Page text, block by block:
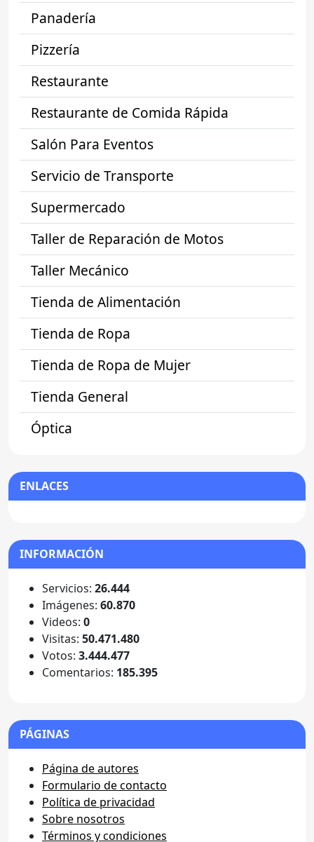
Panadería
Pizzería
Restaurante
Restaurante de Comida Rápida
Salón Para Eventos
Servicio de Transporte
Supermercado
Taller de Reparación de Motos
Taller Mecánico
Tienda de Alimentación
Tienda de Ropa
Tienda de Ropa de Mujer
Tienda General
Óptica
ENLACES
INFORMACIÓN
Servicios: 26.444
Imágenes: 60.870
Videos: 0
Visitas: 50.471.480
Votos: 3.444.477
Comentarios: 185.395
PÁGINAS
Página de autores
Formulario de contacto
Política de privacidad
Sobre nosotros
Términos y condiciones